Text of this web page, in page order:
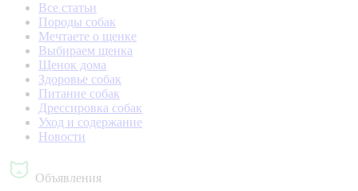
Все статьи
Породы собак
Мечтаете о щенке
Выбираем щенка
Щенок дома
Здоровье собак
Питание собак
Дрессировка собак
Уход и содержание
Новости
Объявления